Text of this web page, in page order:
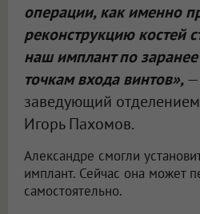
операции, как именно
реконструкцию костей
наш имплант по
точкам входа винтов»,—
заведующий
Игорь Пахомов.
Александре смогли
имплант. Сейчас она может
самостоятельно.